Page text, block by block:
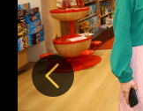
Předchozí